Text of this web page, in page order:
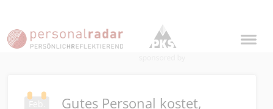
Feb.
Gutes Personal kostet,